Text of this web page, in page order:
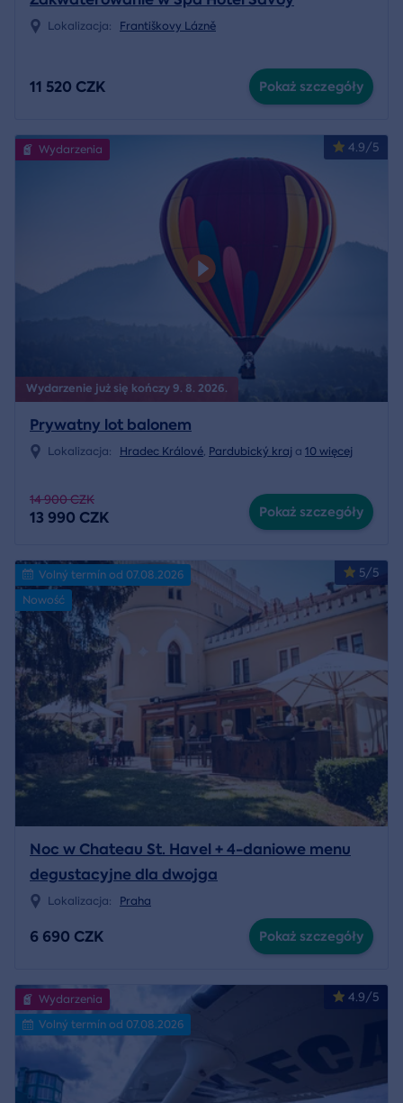
Lokalizacja: Františkovy Lázně
11 520 CZK Pokaż szczegóły
Wydarzenie już się kończy 9. 8. 2026.
4.9/5
Wydarzenia
Prywatny lot balonem
Lokalizacja: Hradec Králové, Pardubický kraj a 10 więcej
14 900 CZK
13 990 CZK Pokaż szczegóły
5/5
Volný termín od 07.08.2026
Nowość
Noc w Chateau St. Havel + 4-daniowe menu
degustacyjne dla dwojga
Lokalizacja: Praha
6 690 CZK Pokaż szczegóły
4.9/5
Wydarzenia
Volný termín od 07.08.2026